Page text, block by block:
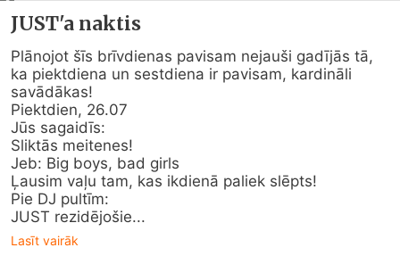
JUST'a naktis
Plānojot šīs brīvdienas pavisam nejauši gadījās tā,
ka piektdiena un sestdiena ir pavisam, kardināli
savādākas!
Piektdien, 26.07
Jūs sagaidīs:
Sliktās meitenes!
Jeb: Big boys, bad girls
Ļausim vaļu tam, kas ikdienā paliek slēpts!
Pie DJ pultīm:
JUST rezidējošie...
Lasīt vairāk